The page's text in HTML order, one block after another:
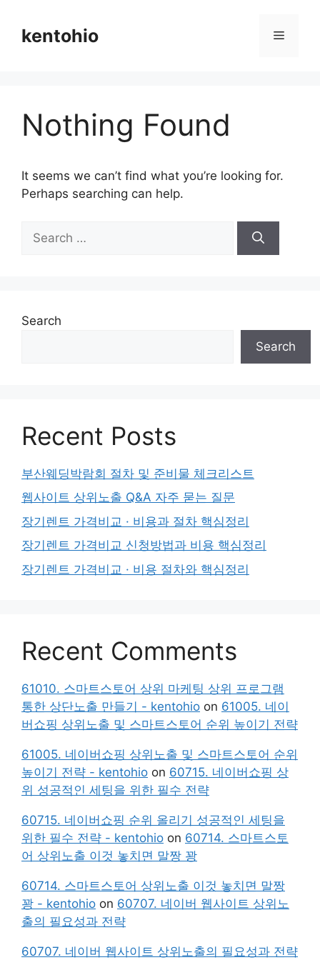
contentkentohio Menu
Nothing Found
It seems we can’t find what you’re looking for.
Perhaps searching can help.
for:
Search
Search
Recent Posts
부산웨딩박람회 절차 및 준비물 체크리스트
웹사이트 상위노출 Q&A 자주 묻는 질문
장기렌트 가격비교 · 비용과 절차 핵심정리
장기렌트 가격비교 신청방법과 비용 핵심정리
장기렌트 가격비교 · 비용 절차와 핵심정리
Recent Comments
61010. 스마트스토어 상위 마케팅 상위 프로그램
통한 상단노출 만들기 - kentohio on 61005. 네이
버쇼핑 상위노출 및 스마트스토어 순위 높이기 전략
61005. 네이버쇼핑 상위노출 및 스마트스토어 순위
높이기 전략 - kentohio on 60715. 네이버쇼핑 상
위 성공적인 세팅을 위한 필수 전략
60715. 네이버쇼핑 순위 올리기 성공적인 세팅을
위한 필수 전략 - kentohio on 60714. 스마트스토
어 상위노출 이것 놓치면 말짱 꽝
60714. 스마트스토어 상위노출 이것 놓치면 말짱
꽝 - kentohio on 60707. 네이버 웹사이트 상위노
출의 필요성과 전략
60707. 네이버 웹사이트 상위노출의 필요성과 전략